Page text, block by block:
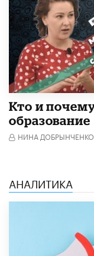
Кто и
образование
НИНА
АНАЛИТИКА